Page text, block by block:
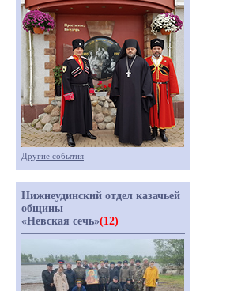
Другие события
Нижнеудинский отдел казачьей
общины
«Невская сечь»(12)